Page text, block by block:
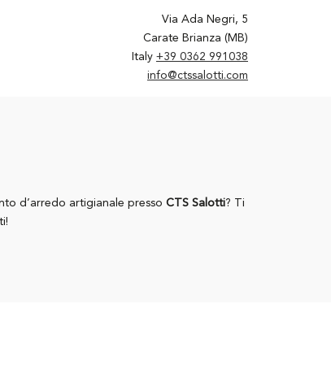
Via Ada Negri, 5
Carate Brianza (MB)
Italy +39 0362 991038
info@ctssalotti.com
d’arredo artigianale presso CTS Salotti? Ti